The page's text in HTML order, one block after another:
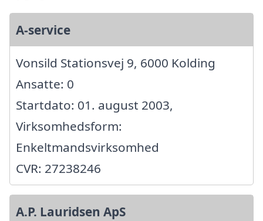
A-service
Vonsild Stationsvej 9, 6000 Kolding
Ansatte: 0
Startdato: 01. august 2003,
Virksomhedsform:
Enkeltmandsvirksomhed
CVR: 27238246
A.P. Lauridsen ApS